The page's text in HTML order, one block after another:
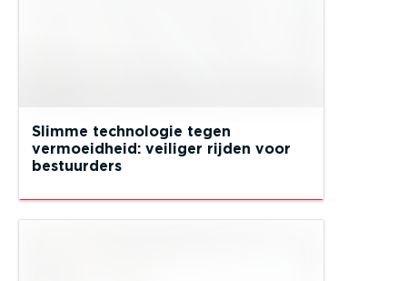
Slimme technologie tegen
vermoeidheid: veiliger rijden voor
bestuurders